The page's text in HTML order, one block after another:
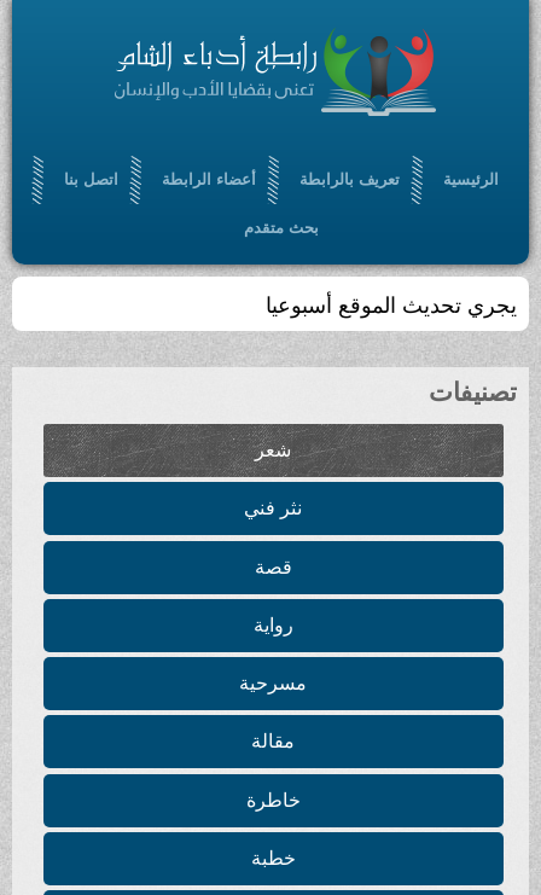
الرئيسية تعريف بالرابطة أعضاء الرابطة اتصل بنا
بحث متقدم
تجمّعٌ أدبي ، ثقافي ، مفتوح ، يسعى إلى الإسهام في
بلورة رؤيا أدبية حضارية ، من خلال أدب سامٍ ملتزم
تصنيفات
شعر
نثر فني
قصة
رواية
مسرحية
مقالة
خاطرة
خطبة